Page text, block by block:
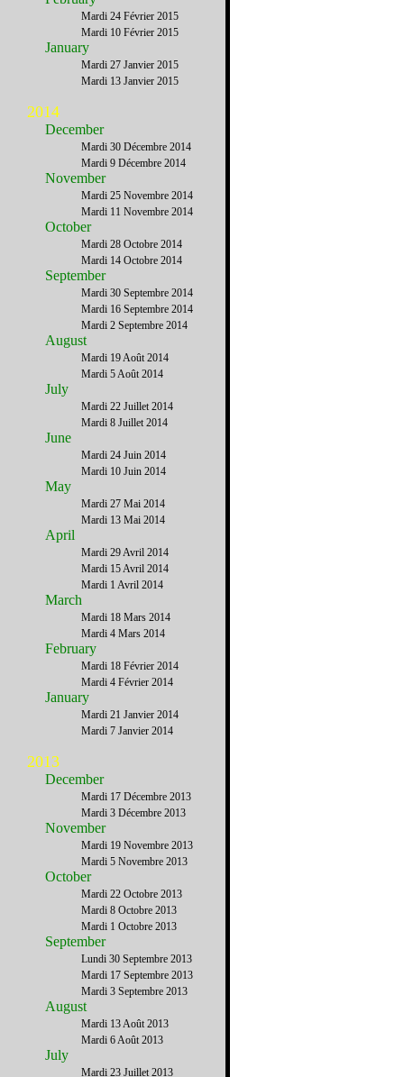
Mardi 24 Février 2015
Mardi 10 Février 2015
January
Mardi 27 Janvier 2015
Mardi 13 Janvier 2015
2014
December
Mardi 30 Décembre 2014
Mardi 9 Décembre 2014
November
Mardi 25 Novembre 2014
Mardi 11 Novembre 2014
October
Mardi 28 Octobre 2014
Mardi 14 Octobre 2014
September
Mardi 30 Septembre 2014
Mardi 16 Septembre 2014
Mardi 2 Septembre 2014
August
Mardi 19 Août 2014
Mardi 5 Août 2014
July
Mardi 22 Juillet 2014
Mardi 8 Juillet 2014
June
Mardi 24 Juin 2014
Mardi 10 Juin 2014
May
Mardi 27 Mai 2014
Mardi 13 Mai 2014
April
Mardi 29 Avril 2014
Mardi 15 Avril 2014
Mardi 1 Avril 2014
March
Mardi 18 Mars 2014
Mardi 4 Mars 2014
February
Mardi 18 Février 2014
Mardi 4 Février 2014
January
Mardi 21 Janvier 2014
Mardi 7 Janvier 2014
2013
December
Mardi 17 Décembre 2013
Mardi 3 Décembre 2013
November
Mardi 19 Novembre 2013
Mardi 5 Novembre 2013
October
Mardi 22 Octobre 2013
Mardi 8 Octobre 2013
Mardi 1 Octobre 2013
September
Lundi 30 Septembre 2013
Mardi 17 Septembre 2013
Mardi 3 Septembre 2013
August
Mardi 13 Août 2013
Mardi 6 Août 2013
July
Mardi 23 Juillet 2013